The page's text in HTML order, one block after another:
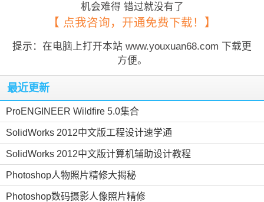
机会难得 错过就没有了
【 点我咨询，开通免费下载！】
提示：在电脑上打开本站 www.youxuan68.com 下载更
方便。
最近更新
ProENGINEER Wildfire 5.0集合
SolidWorks 2012中文版工程设计速学通
SolidWorks 2012中文版计算机辅助设计教程
Photoshop人物照片精修大揭秘
Photoshop数码摄影人像照片精修